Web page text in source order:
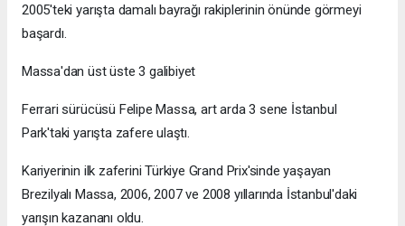
2005'teki yarışta damalı bayrağı rakiplerinin önünde görmeyi
başardı.
Massa'dan üst üste 3 galibiyet
Ferrari sürücüsü Felipe Massa, art arda 3 sene İstanbul
Park'taki yarışta zafere ulaştı.
Kariyerinin ilk zaferini Türkiye Grand Prix'sinde yaşayan
Brezilyalı Massa, 2006, 2007 ve 2008 yıllarında İstanbul'daki
yarışın kazananı oldu.